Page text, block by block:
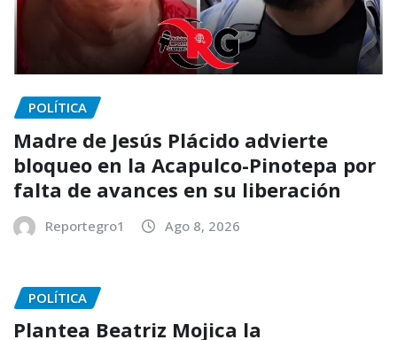
POLÍTICA
Madre de Jesús Plácido advierte
bloqueo en la Acapulco-Pinotepa por
falta de avances en su liberación
Reportegro1 Ago 8, 2026
POLÍTICA
Plantea Beatriz Mojica la